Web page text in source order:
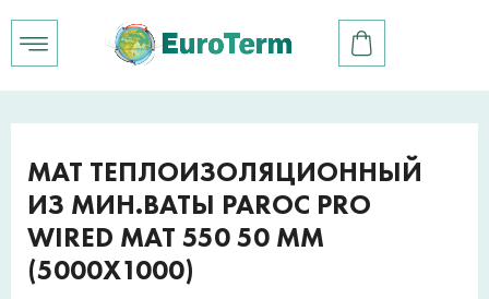
МАТ ТЕПЛОИЗОЛЯЦИОННЫЙ
ИЗ МИН.ВАТЫ PAROC PRO
WIRED MAT 550 50 ММ
(5000Х1000)